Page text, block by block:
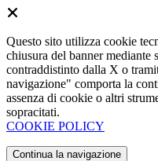
Questo sito utilizza cookie
chiusura del banner mediante
contraddistinto dalla X o
navigazione" comporta la
assenza di cookie o altri
sopracitati.
COOKIE POLICY
Continua la navigazione